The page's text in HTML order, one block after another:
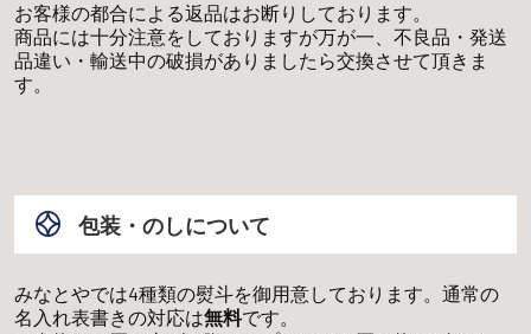
お客様の都合による返品はお断りしております。
商品には十分注意をしておりますが万が一、不良品・発送
品違い・輸送中の破損がありましたら交換させて頂きま
す。
包装・のしについて
みなとやでは4種類の熨斗を御用意しております。通常の
名入れ表書きの対応は無料です。